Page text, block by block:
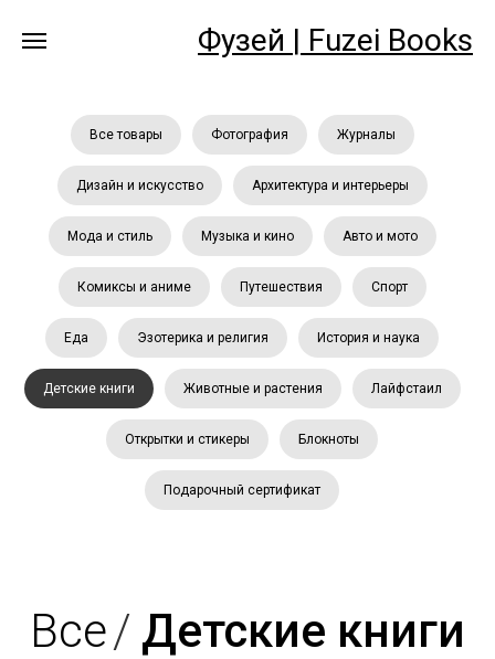
Фузей | Fuzei Books
Все товары Фотография Журналы
Дизайн и искусство Архитектура и интерьеры
Мода и стиль Музыка и кино Авто и мото
Комиксы и аниме Путешествия Спорт
Еда Эзотерика и религия История и наука
Детские книги Животные и растения Лайфстаил
Открытки и стикеры Блокноты
Подарочный сертификат
Все/ Детские книги